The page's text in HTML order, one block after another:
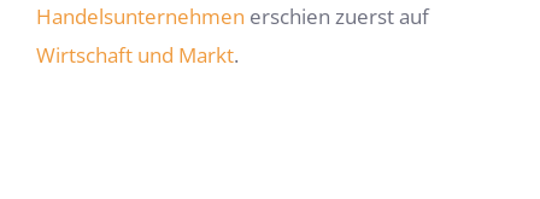
Handelsunternehmen erschien zuerst auf
Wirtschaft und Markt.